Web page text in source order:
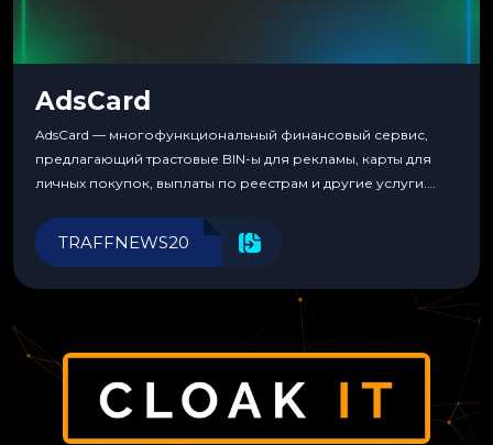
AdsCard
AdsCard — многофункциональный финансовый сервис,
предлагающий трастовые BIN-ы для рекламы, карты для
личных покупок, выплаты по реестрам и другие услуги.
инструменты для управления финансами.
TRAFFNEWS20